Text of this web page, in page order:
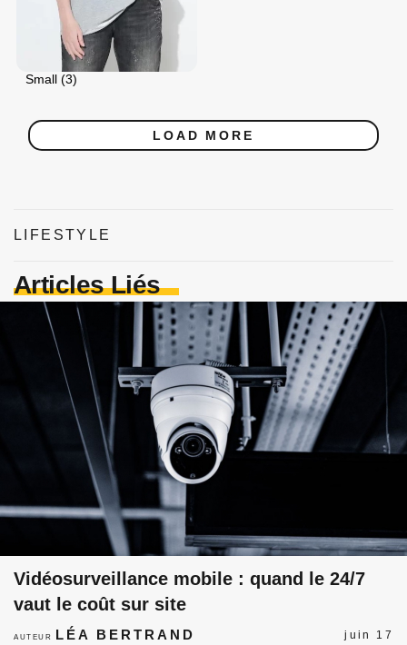
Small (3)
LOAD MORE
LIFESTYLE
Articles Liés
Vidéosurveillance mobile : quand le 24/7
vaut le coût sur site
AUTEUR LÉA BERTRAND juin 17